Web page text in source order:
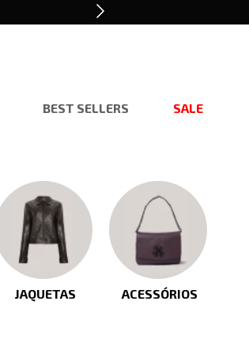
BEST SELLERS SALE
JAQUETAS ACESSÓRIOS